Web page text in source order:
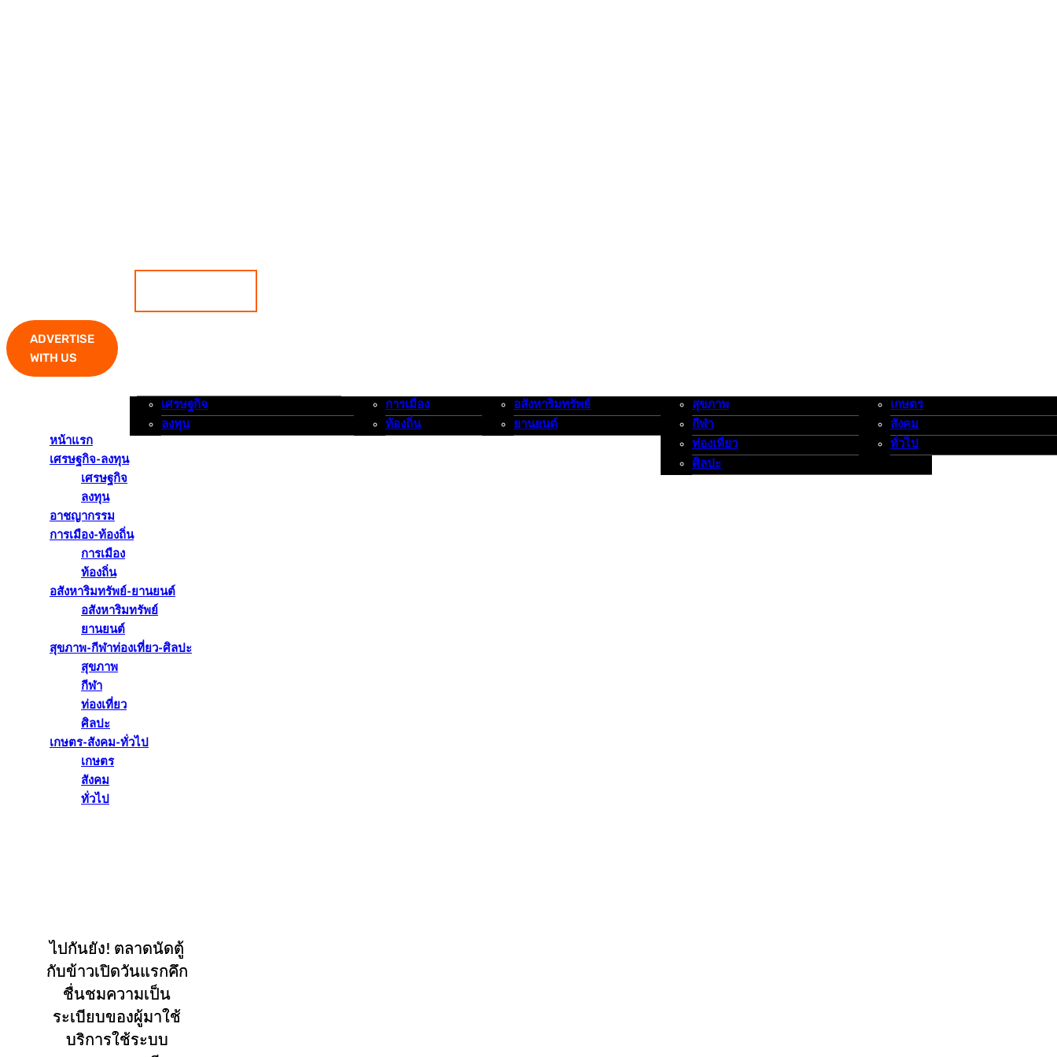
ADVERTISE
WITH US
เศรษฐกิจ-ลงทุน
เศรษฐกิจ
ลงทุน
การเมือง-ท้องถิ่น
การเมือง
ท้องถิ่น
อสังหาริมทรัพย์-ยานยนต์
อสังหาริมทรัพย์
ยานยนต์
สุขภาพ-กีฬาท่องเที่ยว-ศิลปะ
สุขภาพ
กีฬา
ท่องเที่ยว
ศิลปะ
เกษตร-สังคม-ทั่วไป
เกษตร
สังคม
ทั่วไป
หน้าแรก
เศรษฐกิจ-ลงทุน
เศรษฐกิจ
ลงทุน
อาชญากรรม
การเมือง-ท้องถิ่น
การเมือง
ท้องถิ่น
อสังหาริมทรัพย์-ยานยนต์
อสังหาริมทรัพย์
ยานยนต์
สุขภาพ-กีฬาท่องเที่ยว-ศิลปะ
สุขภาพ
กีฬา
ท่องเที่ยว
ศิลปะ
เกษตร-สังคม-ทั่วไป
เกษตร
สังคม
ทั่วไป
ไปกันยัง! ตลาดนัดตู้
กับข้าวเปิดวันแรกคึก
ชื่นชมความเป็น
ระเบียบของผู้มาใช้
บริการใช้ระบบ